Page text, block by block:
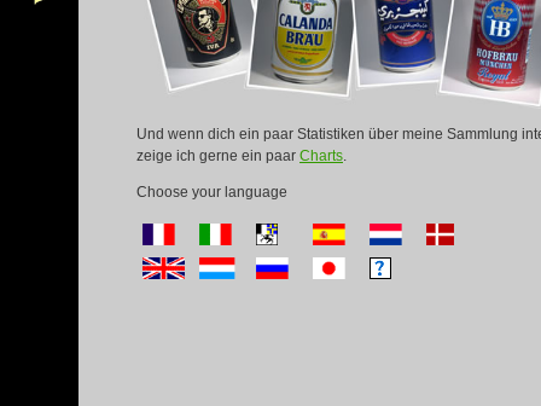
Und wenn dich ein paar Statistiken über meine Sammlung
zeige ich gerne ein paar Charts.
Choose your language